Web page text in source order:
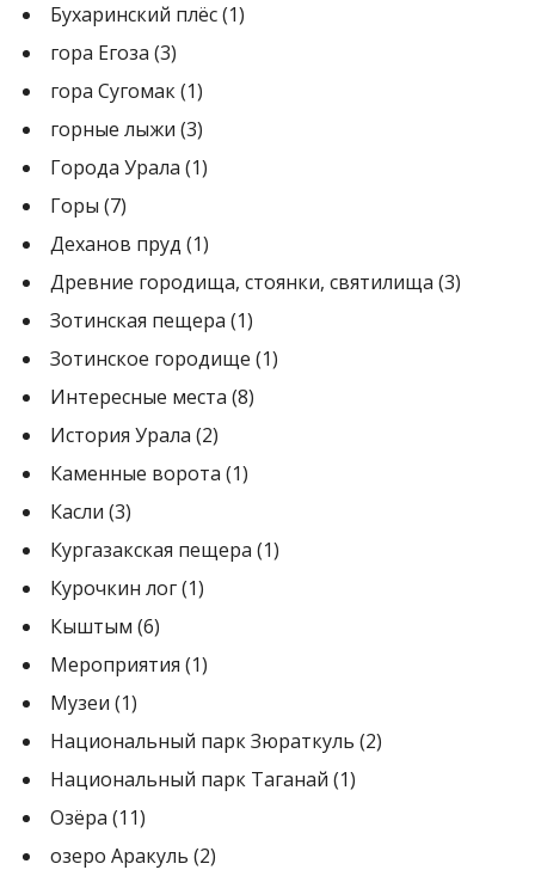
Бухаринский плёс(1)
гора Егоза (3)
гора Сугомак(1)
горные лыжи (3)
Города Урала (1)
Горы (7)
Деханов пруд (1)
Древние городища, стоянки, святилища (3)
Зотинская пещера (1)
Зотинское городище (1)
Интересные места (8)
История Урала (2)
Каменные ворота (1)
Касли (3)
Кургазакская пещера (1)
Курочкин лог(1)
Кыштым (6)
Мероприятия (1)
Музеи (1)
Национальный парк Зюраткуль (2)
Национальный парк Таганай (1)
Озёра (11)
озеро Аракуль (2)